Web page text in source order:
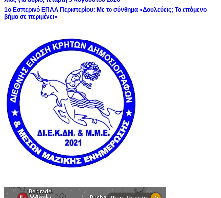
1ο Εσπερινό ΕΠΑΛ Περιστερίου: Με το σύνθημα «Δουλεύεις; Το επόμενο
βήμα σε περιμένει»